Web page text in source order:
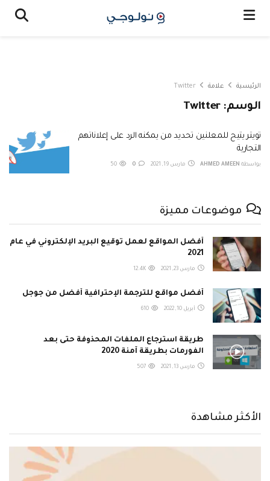
الرئيسية علامة Twitter
الوسم:Twitter
تويتر يتيح للمعلنين تحديد من يمكنه الرد على إعلاناتهم
التجارية
بواسطة AHMED AMEEN مارس 19, 2021
موضوعات مميزة
أفضل المواقع لعمل توقيع البريد الإلكتروني في عام
2021
مارس 23, 2021
أفضل مواقع للترجمة الإحترافية أفضل من جوجل
أبريل 10, 2022
طريقة استرجاع الملفات المحذوفة حتى بعد
الفورمات بطريقة آمنة 2020
مارس 13, 2021
الأكثر مشاهدة